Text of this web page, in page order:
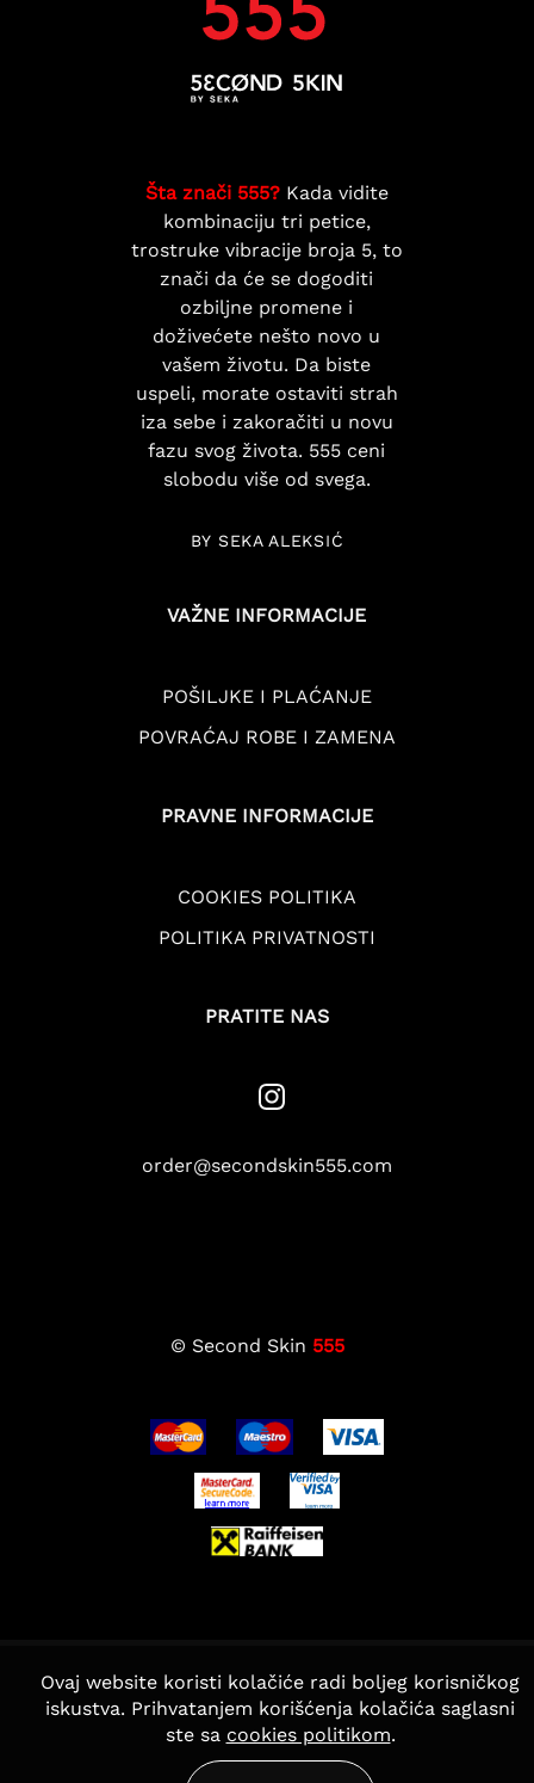
Šta znači 555?Kada vidite
kombinaciju tri petice,
trostruke vibracije broja 5, to
znači da će se dogoditi
ozbiljne promene i
doživećete nešto novo u
vašem životu. Da biste
uspeli, morate ostaviti strah
iza sebe i zakoračiti u novu
fazu svog života. 555 ceni
slobodu više od svega.
BY SEKA ALEKSIĆ
VAŽNE INFORMACIJE
POŠILJKE I PLAĆANJE
POVRAĆAJ ROBE I ZAMENA
PRAVNE INFORMACIJE
COOKIES POLITIKA
POLITIKA PRIVATNOSTI
PRATITE NAS
order@secondskin555.com
© Second Skin 555
Ovaj website koristi kolačiće radi boljeg korisničkog
iskustva. Prihvatanjem korišćenja kolačića saglasni
ste sa cookies politikom.